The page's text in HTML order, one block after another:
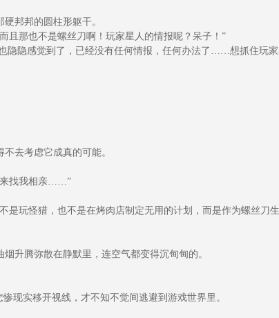
邦邦的圆柱形躯干。
那也不是螺丝刀啊！玩家星人的情报呢？呆子！”
隐感觉到了，已经没有任何情报，任何办法了……想抓住玩
去考虑它成真的可能。
来找我相亲……”
玩怪猎，也不是在烤肉店制定无用的计划，而是作为螺丝刀
升腾弥散在静默里，连空气都变得沉甸甸的。
实移开视线，才不知不觉间逃避到游戏世界里。